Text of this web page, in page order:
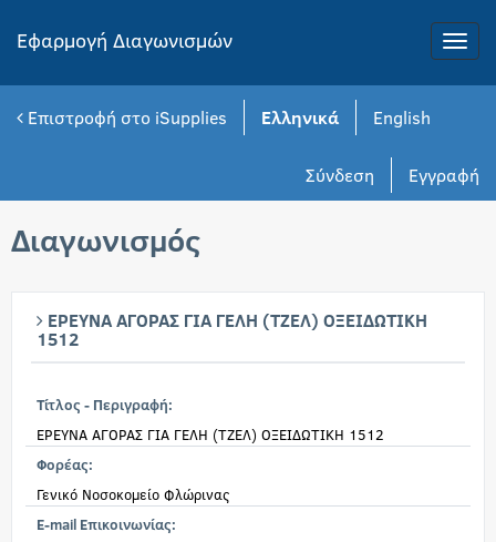
Toggle
Εφαρμογή Διαγωνισμών
Επιστροφή στο iSupplies Ελληνικά English
Εγγραφή
Σύνδεση
Διαγωνισμός
ΕΡΕΥΝΑ ΑΓΟΡΑΣ ΓΙΑ ΓΕΛΗ (ΤΖΕΛ) ΟΞΕΙΔΩΤΙΚΗ
1512
Τίτλος - Περιγραφή:
ΕΡΕΥΝΑ ΑΓΟΡΑΣ ΓΙΑ ΓΕΛΗ (ΤΖΕΛ) ΟΞΕΙΔΩΤΙΚΗ 1512
Φορέας:
Γενικό Νοσοκομείο Φλώρινας
E-mail Επικοινωνίας: